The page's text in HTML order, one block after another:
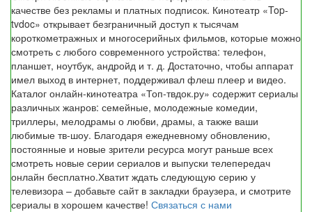
качестве без рекламы и платных подписок. Кинотеатр «Top-
tvdoc» открывает безграничный доступ к тысячам
короткометражных и многосерийных фильмов, которые можно
смотреть с любого современного устройства: телефон,
планшет, ноутбук, андройд и т. д. Достаточно, чтобы аппарат
имел выход в интернет, поддерживал флеш плеер и видео.
Каталог онлайн-кинотеатра «Топ-твдок.ру» содержит сериалы
различных жанров: семейные, молодежные комедии,
триллеры, мелодрамы о любви, драмы, а также ваши
любимые тв-шоу. Благодаря ежедневному обновлению,
постоянные и новые зрители ресурса могут раньше всех
смотреть новые серии сериалов и выпуски телепередач
онлайн бесплатно.Хватит ждать следующую серию у
телевизора – добавьте сайт в закладки браузера, и смотрите
сериалы в хорошем качестве! Связаться с нами